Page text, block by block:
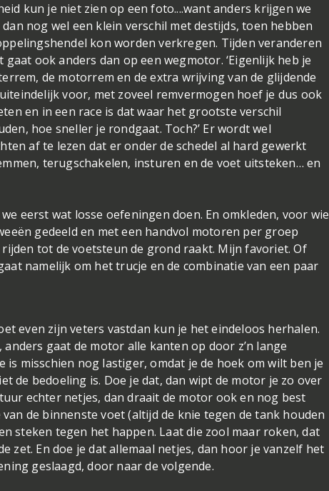
kun je niet zien op een foto....want anders krijgen we
nog wel een klein verschil met destijds, toen hebben
kon worden verkregen. Tijden veranderen
ook anders dan op een wegmotor. ‘Eigenlijk heb je
de motorrem en de extra wrijving van de glijdende
voor, met zoveel remvermogen hoef je dus ook
en in een race is dat waar het grootste verschil
hoe sneller je rondgaat. Toch?’ Er wordt wel
af te lezen dat er onder de schedel al hard gewerkt
terugschakelen, insturen en de voet uitsteken… en
eerst wat losse oefeningen doen. En omkleden, voor wie
gedeeld en met een handvol motoren per groep
tot de voetsteun de grond raakt. Mijn favoriet. Of
namelijk om het trucje en de combinatie van een paar
even zijn veters vastdan kun je het eindeloos herhalen.
gaat de motor alle kanten op door z’n lange
misschien nog lastiger, omdat je de hoek om wilt ben je
de bedoeling is. Doe je dat, dan wipt de motor je zo over
echter netjes, dan draait de motor ook en nog best
de binnenste voet (altijd de knie tegen de tank houden
steken tegen het happen. Laat die zool maar roken, dat
zet. En doe je dat allemaal netjes, dan hoor je vanzelf het
geslaagd, door naar de volgende.